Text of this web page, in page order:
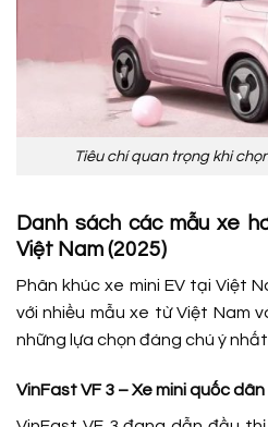
Tiêu chí quan trọng khi
Danh sách các mẫu xe
Việt Nam (2025)
Phân khúc xe mini EV tại Việt
với nhiều mẫu xe từ Việt Nam
những lựa chọn đáng chú ý nhất.
VinFast VF 3 – Xe mini quốc dân